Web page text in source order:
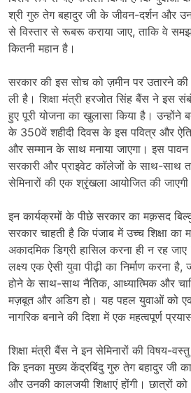
श्री गुरु तेग बहादुर जी के जीवन-दर्शन और
से विस्तार से रूबरू कराया जाए, ताकि वे
कितनी महान है।
सरकार की इस सोच को ज़मीन पर उतारने की
ली है। शिक्षा मंत्री हरजोत सिंह बैंस ने इस
हुए पूरी योजना का खुलासा किया है। उन्होंने
के 350वें शहीदी दिवस के इस पवित्र और
और सम्मान के साथ मनाया जाएगा। इस
सरकारी और प्राइवेट कॉलेजों के साथ-साथ
सेमिनारों की एक श्रृंखला आयोजित की
इन कार्यक्रमों के पीछे सरकार का मक़सद
सरकार चाहती है कि पंजाब में उच्च शिक्षा का
अकादमिक डिग्री हासिल करना ही न रह
लक्ष्य एक ऐसी युवा पीढ़ी का निर्माण करना
होने के साथ-साथ नैतिक, आध्यात्मिक और
मज़बूत और अडिग हो। यह पहल युवाओं को
नागरिक बनाने की दिशा में एक महत्वपूर्ण
शिक्षा मंत्री बैंस ने इन सेमिनारों की विषय-
कि इनका मुख्य केंद्रबिंदु गुरु तेग बहादुर जी
और उनकी कालजयी शिक्षाएं होंगी। छात्रों